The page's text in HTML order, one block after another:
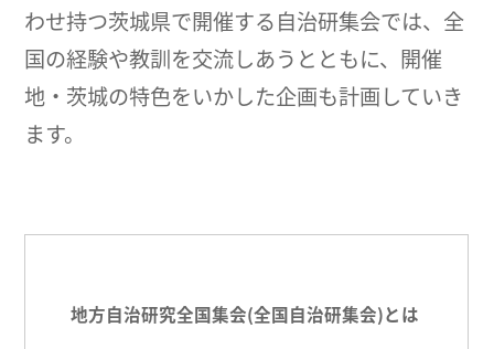
わせ持つ茨城県で開催する自治研集会では、全
国の経験や教訓を交流しあうとともに、開催
地・茨城の特色をいかした企画も計画していき
ます。
地方自治研究全国集会(全国自治研集会)とは